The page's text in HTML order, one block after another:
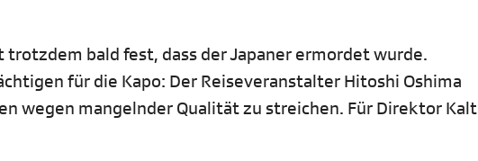
bald fest, dass der Japaner ermordet wurde.
für die Kapo: Der Reiseveranstalter Hitoshi Oshima
wegen mangelnder Qualität zu streichen. Für Direktor Kalt